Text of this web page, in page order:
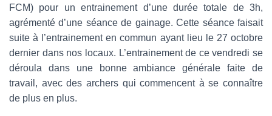
FCM) pour un entrainement d’une durée totale de 3h,
agrémenté d’une séance de gainage. Cette séance faisait
suite à l’entrainement en commun ayant lieu le 27 octobre
dernier dans nos locaux. L’entrainement de ce vendredi se
déroula dans une bonne ambiance générale faite de
travail, avec des archers qui commencent à se connaître
de plus en plus.